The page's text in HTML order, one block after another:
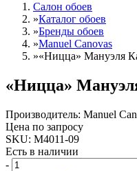
Салон обоев
»Каталог обоев
»Бренды обоев
»Manuel Canovas
»«Ницца» Мануэля
«Ницца»
Производитель: Manuel
Цена по запросу
SKU: M4011-09
Есть в наличии
-